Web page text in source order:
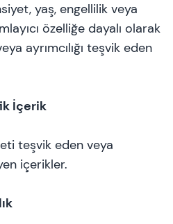
yaş, engellilik veya
özelliğe dayalı olarak
ayrımcılığı teşvik eden
İçerik
teşvik eden veya
içerikler.